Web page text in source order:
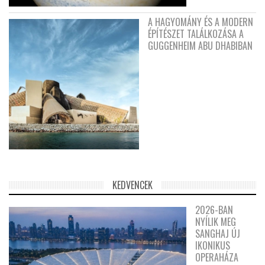
A HAGYOMÁNY ÉS A MODERN
ÉPÍTÉSZET TALÁLKOZÁSA A
GUGGENHEIM ABU DHABIBAN
KEDVENCEK
2026-BAN
NYÍLIK MEG
SANGHAJ ÚJ
IKONIKUS
OPERAHÁZA